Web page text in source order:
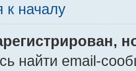
к началу
найти email-